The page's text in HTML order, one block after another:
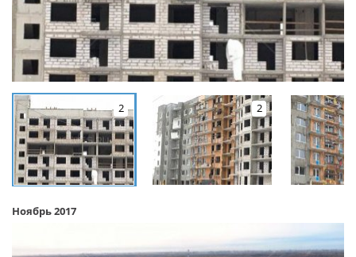
2 2
Ноябрь 2017